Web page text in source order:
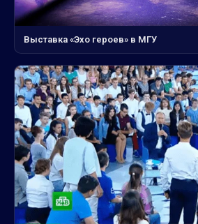
Выставка «Эхо героев» в МГУ